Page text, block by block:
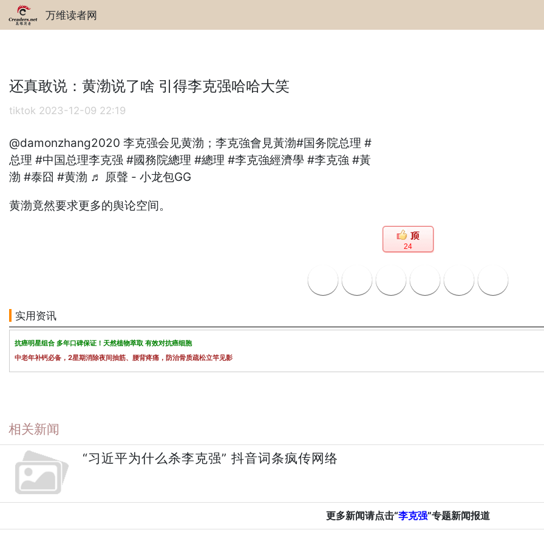
万维读者网
还真敢说：黄渤说了啥 引得李克强哈哈大笑
tiktok 2023-12-09 22:19
@damonzhang2020 李克强会见黄渤；李克強會見黃渤#国务院总理 #
总理 #中国总理李克强 #國務院總理 #總理 #李克強經濟學 #李克強 #黃
渤 #泰囧 #黄渤 ♬ 原聲 - 小龙包GG
黄渤竟然要求更多的舆论空间。
24
实用资讯
抗癌明星组合 多年口碑保证！天然植物萃取 有效对抗癌细胞
中老年补钙必备，2星期消除夜间抽筋、腰背疼痛，防治骨质疏松立竿见影
相关新闻
“习近平为什么杀李克强” 抖音词条疯传网络
更多新闻请点击“李克强”专题新闻报道